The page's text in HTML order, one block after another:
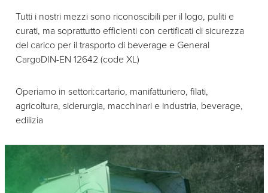
Tutti i nostri mezzi sono riconoscibili per il logo, puliti e
curati, ma soprattutto efficienti con certificati di sicurezza
del carico per il trasporto di beverage e General
CargoDIN-EN 12642 (code XL)
Operiamo in settori:cartario, manifatturiero, filati,
agricoltura, siderurgia, macchinari e industria, beverage,
edilizia